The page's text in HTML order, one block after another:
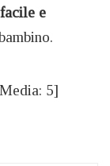
facile e
Media: 5]